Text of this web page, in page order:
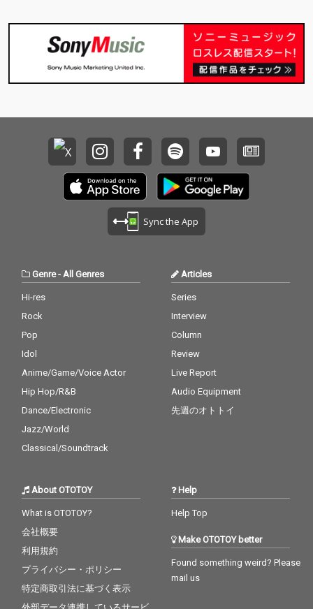
Sync the App
Genre- All Genres
Hi-res
Rock
Pop
Idol
Anime/Game/Voice Actor
Hip Hop/R&B
Dance/Electronic
Jazz/World
Classical/Soundtrack
Articles
Series
Interview
Column
Review
Live Report
Audio Equipment
先週のオトトイ
About OTOTOY
What is OTOTOY?
会社概要
利用規約
プライバシー・ポリシー
特定商取引法に基づく表示
Help
Help Top
Make OTOTOY better
Found something weird? Please
mail us